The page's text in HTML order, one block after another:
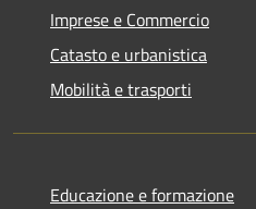
Imprese e Commercio
Catasto e urbanistica
Mobilità e trasporti
Educazione e formazione